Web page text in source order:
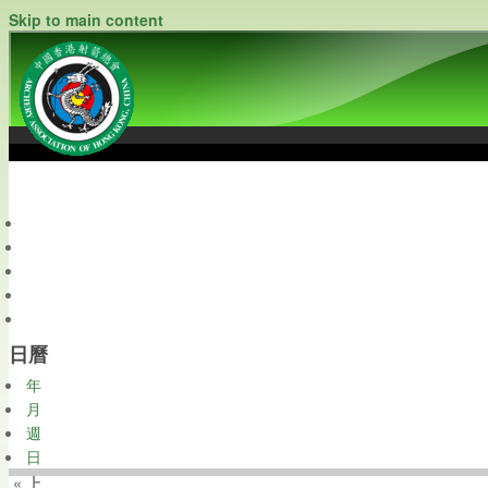
Skip to main content
日曆
年
月
週
日
« 上